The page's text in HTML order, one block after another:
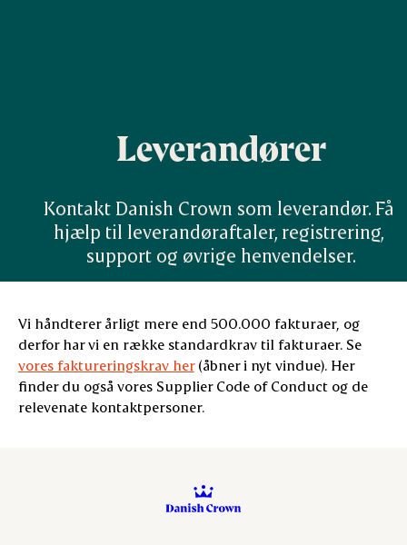
Leverandører
Kontakt Danish Crown som leverandør. Få
hjælp til leverandør­aftaler, registrering,
support og øvrige henvendelser.
Vi håndterer årligt mere end 500.000 fakturaer, og
derfor har vi en række standardkrav til fakturaer. Se
vores faktureringskrav her(åbner i nyt vindue). Her
finder du også vores Supplier Code of Conduct og de
relevenate kontaktpersoner.